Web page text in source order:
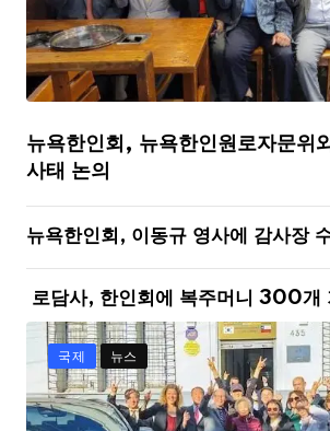
뉴욕한인회, 뉴욕한인원로자문위
사태 논의
뉴욕한인회, 이동규 영사에 감사장
로담사, 한인회에 복주머니 300개
국제 뉴스